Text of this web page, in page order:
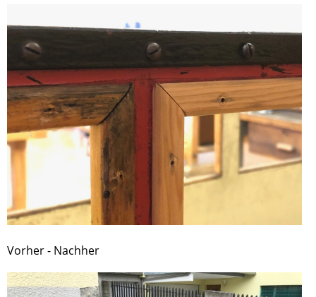
Vorher - Nachher